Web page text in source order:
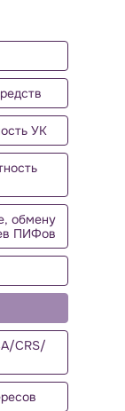
УК
обмену
ПИФов
CRS/